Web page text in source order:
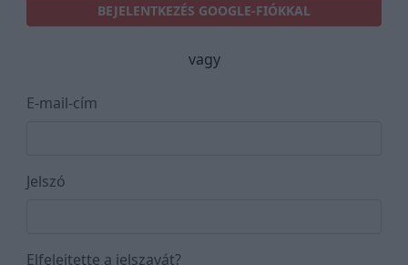
BEJELENTKEZÉS GOOGLE-FIÓKKAL
vagy
E-mail-cím
Jelszó
Elfelejtette a jelszavát?